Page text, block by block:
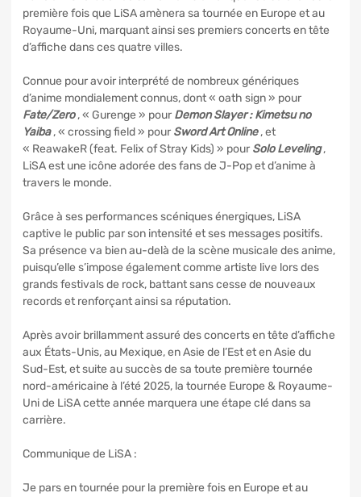
première fois que LiSA amènera sa tournée en Europe et au
Royaume-Uni, marquant ainsi ses premiers concerts en tête
d’affiche dans ces quatre villes.
Connue pour avoir interprété de nombreux génériques
d’anime mondialement connus, dont « oath sign » pour
Fate/Zero , « Gurenge » pour Demon Slayer : Kimetsu no
Yaiba , « crossing field » pour Sword Art Online , et
« ReawakeR (feat. Felix of Stray Kids) » pour Solo Leveling ,
LiSA est une icône adorée des fans de J-Pop et d’anime à
travers le monde.
Grâce à ses performances scéniques énergiques, LiSA
captive le public par son intensité et ses messages positifs.
Sa présence va bien au-delà de la scène musicale des anime,
puisqu’elle s’impose également comme artiste live lors des
grands festivals de rock, battant sans cesse de nouveaux
records et renforçant ainsi sa réputation.
Après avoir brillamment assuré des concerts en tête d’affiche
aux États-Unis, au Mexique, en Asie de l’Est et en Asie du
Sud-Est, et suite au succès de sa toute première tournée
nord-américaine à l’été 2025, la tournée Europe & Royaume-
Uni de LiSA cette année marquera une étape clé dans sa
carrière.
Communique de LiSA :
Je pars en tournée pour la première fois en Europe et au